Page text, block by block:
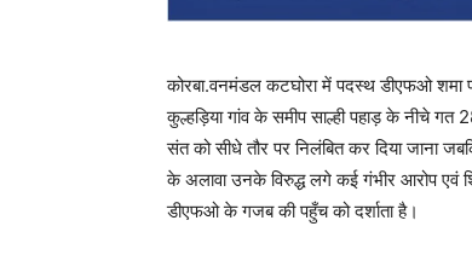
कोरबा.वनमंडल कटघोरा में पदस्थ डीएफओ
कुल्हड़िया गांव के समीप साल्ही पहाड़ के नीचे गत
संत को सीधे तौर पर निलंबित कर दिया जाना
के अलावा उनके विरुद्ध लगे कई गंभीर आरोप एवं
डीएफओ के गजब की पहुँच को दर्शाता है।